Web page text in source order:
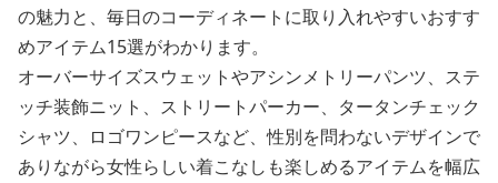
の魅力と、毎日のコーディネートに取り入れやすいおすす
めアイテム15選がわかります。
オーバーサイズスウェットやアシンメトリーパンツ、ステ
ッチ装飾ニット、ストリートパーカー、タータンチェック
シャツ、ロゴワンピースなど、性別を問わないデザインで
ありながら女性らしい着こなしも楽しめるアイテムを幅広